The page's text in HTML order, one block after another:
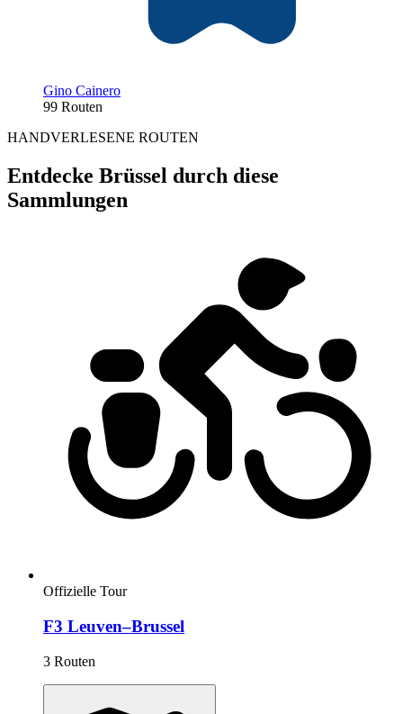
Gino Cainero
99 Routen
HANDVERLESENE ROUTEN
Entdecke Brüssel durch diese
Sammlungen
Offizielle Tour
F3 Leuven–Brussel
3 Routen